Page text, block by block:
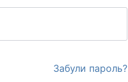
Забули пароль?